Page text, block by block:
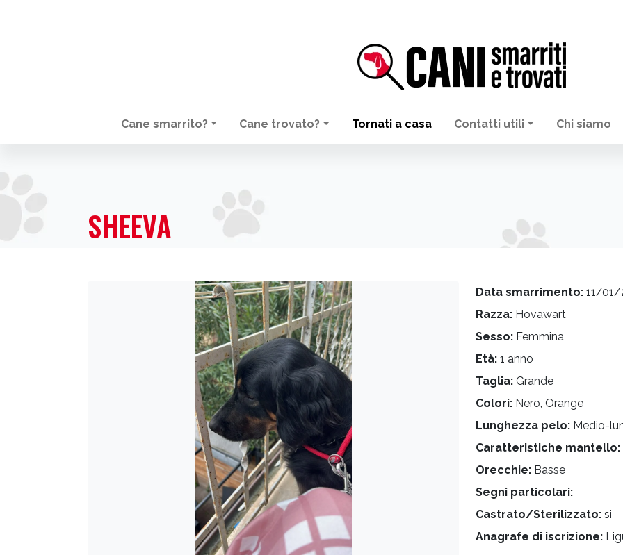
NAVIGAZIONE PRINCIPALE
Cane smarrito? Cane trovato? Tornati a casa Contatti utili Chi siamo
SHEEVA
Data smarrimento: 11/01/
Razza: Hovawart
Sesso: Femmina
Età: 1 anno
Taglia: Grande
Colori: Nero, Orange
Lunghezza pelo: Medio-
Caratteristiche mantello:
Orecchie: Basse
Segni particolari:
Castrato/Sterilizzato: si
Anagrafe di iscrizione: